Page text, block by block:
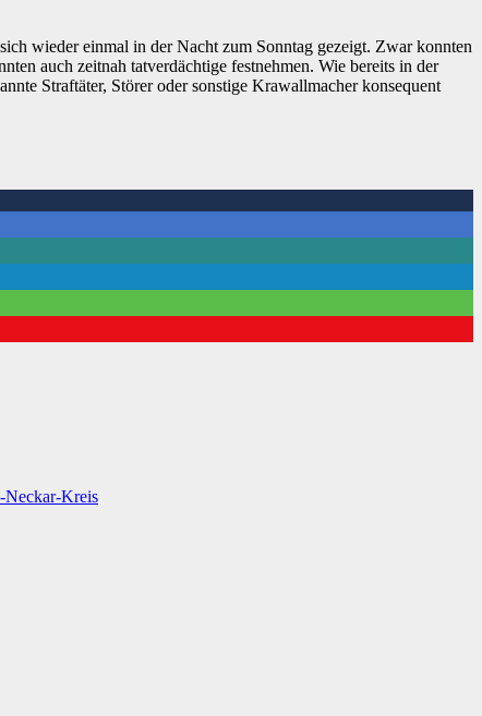
wieder einmal in der Nacht zum Sonntag gezeigt. Zwar konnten
auch zeitnah tatverdächtige festnehmen. Wie bereits in der
Straftäter, Störer oder sonstige Krawallmacher konsequent
Neckar-Kreis